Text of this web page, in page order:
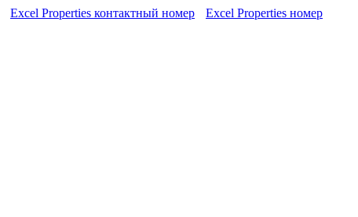
Excel Properties контактный номер
Excel Properties номер